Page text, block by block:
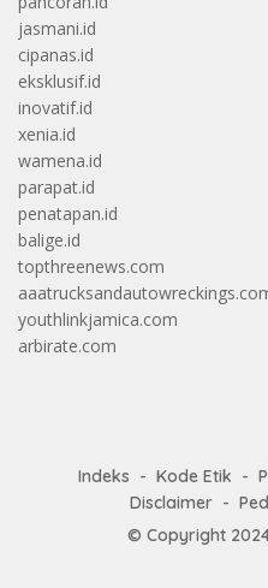
jasmani.id
cipanas.id
eksklusif.id
inovatif.id
xenia.id
wamena.id
parapat.id
penatapan.id
balige.id
topthreenews.com
youthlinkjamica.com
arbirate.com
Indeks Kode Etik
Disclaimer
© Copyright